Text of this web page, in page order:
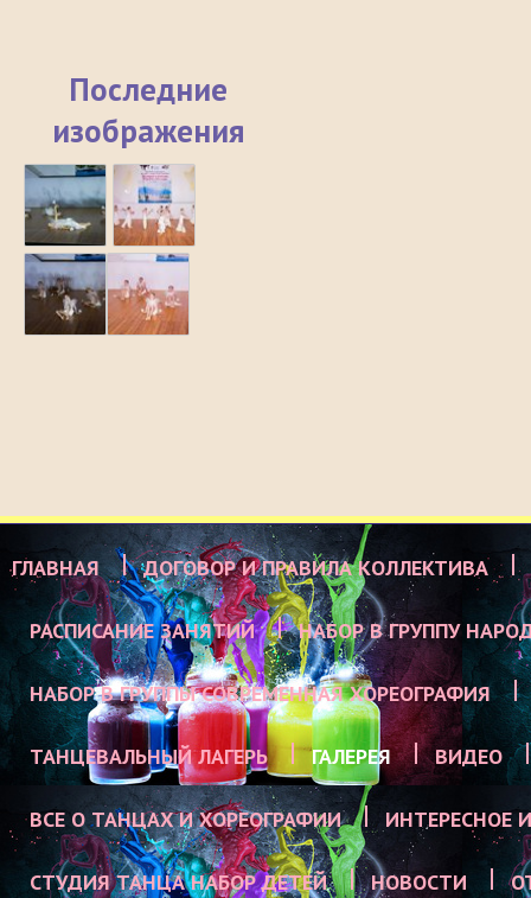
Последние
изображения
ГЛАВНАЯ ДОГОВОР И ПРАВИЛА КОЛЛЕКТИВА
РАСПИСАНИЕ ЗАНЯТИЙ НАБОР В ГРУППУ
НАБОР В ГРУППЫ СОВРЕМЕННАЯ ХОРЕОГРАФИЯ
ТАНЦЕВАЛЬНЫЙ ЛАГЕРЬ ГАЛЕРЕЯ ВИДЕО
ВСЕ О ТАНЦАХ И ХОРЕОГРАФИИ ИНТЕРЕСНОЕ
СТУДИЯ ТАНЦА НАБОР ДЕТЕЙ НОВОСТИ